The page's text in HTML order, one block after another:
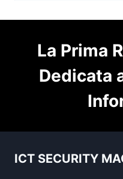
La Prima
Dedicata
ICT SECURITY